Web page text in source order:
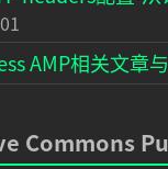
AMP相关文章
Commons